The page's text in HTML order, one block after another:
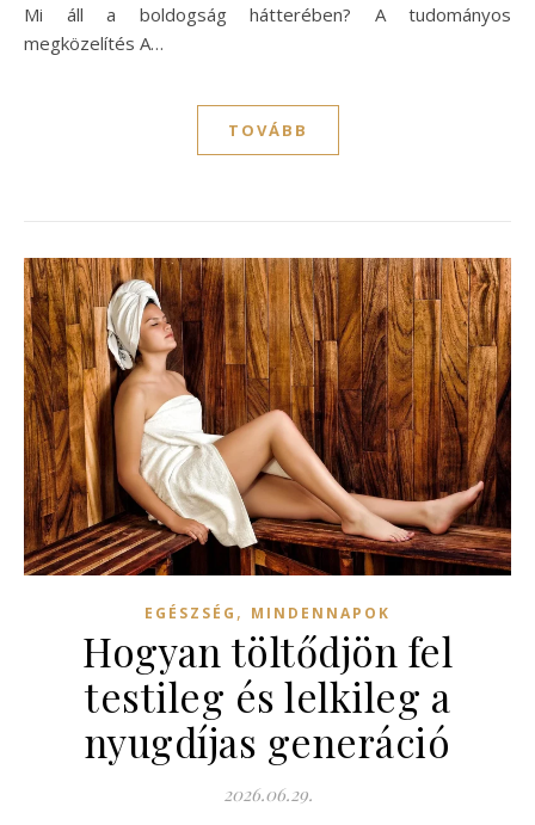
Mi áll a boldogság hátterében? A tudományos
megközelítés A…
TOVÁBB
EGÉSZSÉG , MINDENNAPOK
Hogyan töltődjön fel
testileg és lelkileg a
nyugdíjas generáció
2026.06.29.